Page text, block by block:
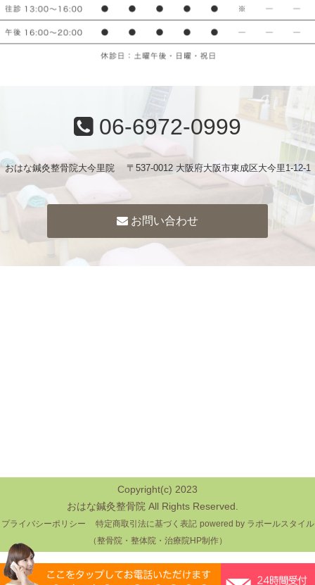
06-6972-0999
おはな鍼灸整骨院大今里院 〒537-0012 大阪府大阪市東成区大今里1-12-1
お問い合わせ
Copyright(c) 2023
おはな鍼灸整骨院 All Rights Reserved.
プライバシーポリシー 特定商取引法に基づく表記 powered by ラポールスタイル
（整骨院・整体院・治療院HP制作）